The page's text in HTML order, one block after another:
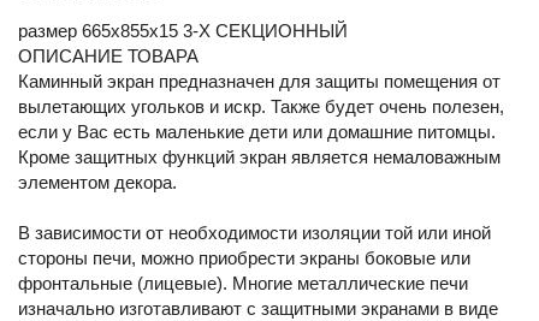
размер 665х855х15 3-Х СЕКЦИОННЫЙ
ОПИСАНИЕ ТОВАРА
Каминный экран предназначен для защиты помещения от
вылетающих угольков и искр. Также будет очень полезен,
если у Вас есть маленькие дети или домашние питомцы.
Кроме защитных функций экран является немаловажным
элементом декора.
В зависимости от необходимости изоляции той или иной
стороны печи, можно приобрести экраны боковые или
фронтальные (лицевые). Многие металлические печи
изначально изготавливают с защитными экранами в виде